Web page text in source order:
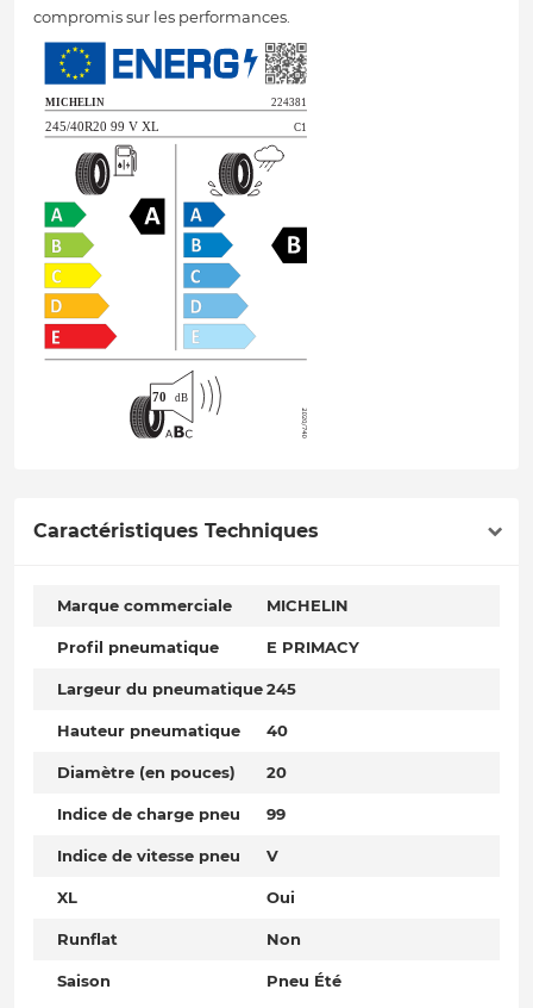
compromis sur les performances.
Caractéristiques Techniques
Marque commerciale MICHELIN
Profil pneumatique E PRIMACY
Largeur du pneumatique245
Hauteur pneumatique 40
Diamètre (en pouces) 20
Indice de charge pneu 99
Indice de vitesse pneu V
XL Oui
Runflat Non
Saison Pneu Été